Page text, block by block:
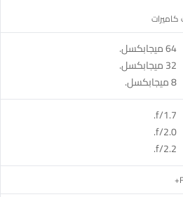
كاميرات
64 ميجابكسل.
32 ميجابكسل.
8 ميجابكسل.
f/1.7.
f/2.0.
f/2.2.